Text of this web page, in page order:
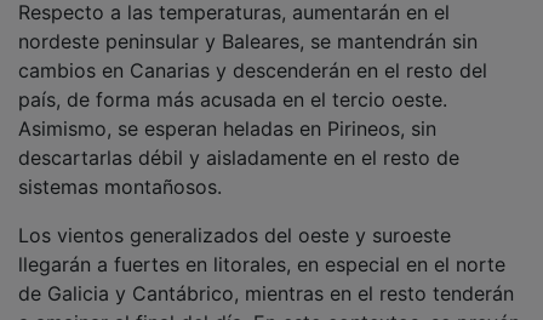
nordeste peninsular y Baleares, se mantendrán sin
cambios en Canarias y descenderán en el resto del
país, de forma más acusada en el tercio oeste.
Asimismo, se esperan heladas en Pirineos, sin
descartarlas débil y aisladamente en el resto de
sistemas montañosos.
llegarán a fuertes en litorales, en especial en el norte
de Galicia y Cantábrico, mientras en el resto tenderán
a amainar al final del día. En este contextos, se prevén